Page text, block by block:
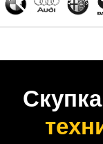
Скупка